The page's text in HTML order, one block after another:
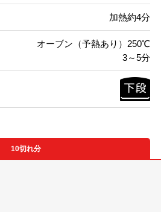
加熱約4分
オーブン（予熱あり）250℃
3～5分
10切れ分